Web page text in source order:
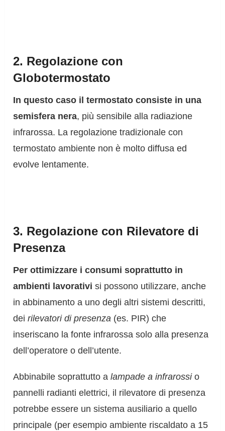
2. Regolazione con
Globotermostato
In questo caso il termostato consiste in una
semisfera nera, più sensibile alla radiazione
infrarossa. La regolazione tradizionale con
termostato ambiente non è molto diffusa ed
evolve lentamente.
3. Regolazione con Rilevatore di
Presenza
Per ottimizzare i consumi soprattutto in
ambienti lavorativi si possono utilizzare, anche
in abbinamento a uno degli altri sistemi descritti,
deirilevatori di presenza (es. PIR) che
inseriscano la fonte infrarossa solo alla presenza
dell’operatore o dell’utente.
Abbinabile soprattutto alampade a infrarossio
pannelli radianti elettrici, il rilevatore di presenza
potrebbe essere un sistema ausiliario a quello
principale (per esempio ambiente riscaldato a 15